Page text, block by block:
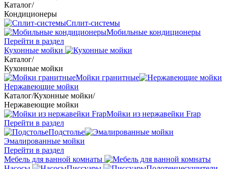
Каталог/
Кондиционеры
Сплит-системы
Мобильные кондиционеры
Перейти в раздел
Кухонные мойки
Каталог/
Кухонные мойки
Мойки гранитные
Нержавеющие мойки
Каталог/Кухонные мойки/
Нержавеющие мойки
Мойки из нержавейки Frap
Перейти в раздел
Подстолье
Эмалированные мойки
Перейти в раздел
Мебель для ванной комнаты